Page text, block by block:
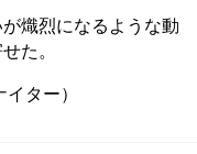
熾烈になるような動
た。
ター）